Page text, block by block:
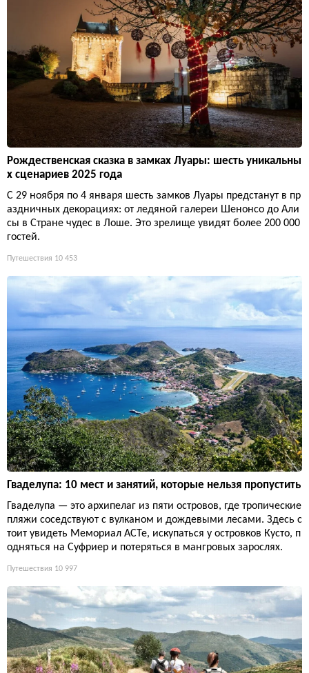
Рождественская сказка в замках Луары: шесть уникальны
х сценариев 2025 года
С 29 ноября по 4 января шесть замков Луары предстанут в пр
аздничных декорациях: от ледяной галереи Шенонсо до Али
сы в Стране чудес в Лоше. Это зрелище увидят более 200 000
гостей.
Путешествия 10 453
Гваделупа: 10 мест и занятий, которые нельзя пропустить
Гваделупа — это архипелаг из пяти островов, где тропические
пляжи соседствуют с вулканом и дождевыми лесами. Здесь с
тоит увидеть Мемориал ACTe, искупаться у островков Кусто, п
одняться на Суфриер и потеряться в мангровых зарослях.
Путешествия 10 997